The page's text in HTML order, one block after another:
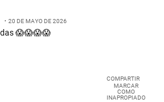
20 DE MAYO DE 2026
😱😱😱😱
COMPARTIR
MARCAR
COMO
INAPROPIADO